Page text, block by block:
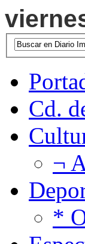
Cd.
¬
*